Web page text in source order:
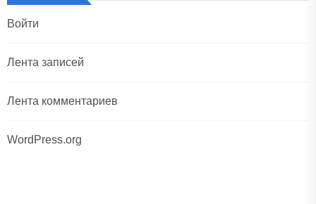
Войти
Лента записей
Лента комментариев
WordPress.org